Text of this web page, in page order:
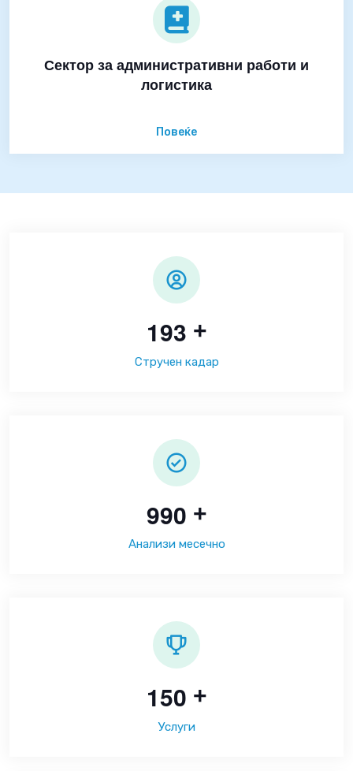
Сектор за административни работи и
логистика
Повеќе
193 +
Стручен кадар
990 +
Анализи месечно
150 +
Услуги